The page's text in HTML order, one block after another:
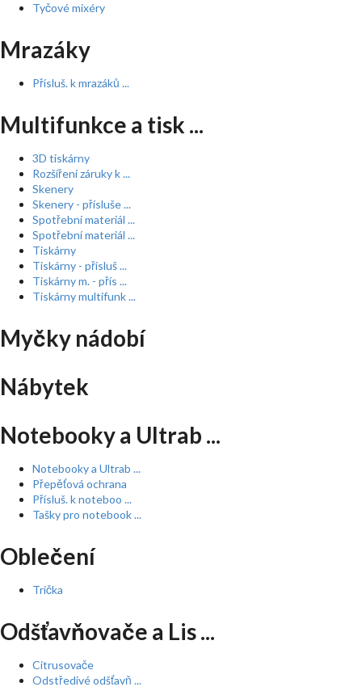
Tyčové mixéry
Mrazáky
Přísluš. k mrazáků ...
Multifunkce a tisk ...
3D tiskárny
Rozšíření záruky k ...
Skenery
Skenery - přísluše ...
Spotřební materiál ...
Spotřební materiál ...
Tiskárny
Tiskárny - přísluš ...
Tiskárny m. - přís ...
Tiskárny multifunk ...
Myčky nádobí
Nábytek
Notebooky a Ultrab ...
Notebooky a Ultrab ...
Přepěťová ochrana
Přísluš. k noteboo ...
Tašky pro notebook ...
Oblečení
Trička
Odšťavňovače a Lis ...
Citrusovače
Odstředivé odšťavň ...